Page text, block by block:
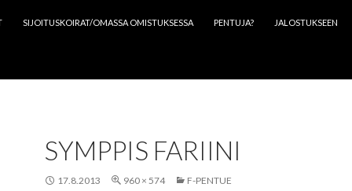
SIJOITUSKOIRAT/OMASSA OMISTUKSESSA PENTUJA? JALOSTUKSEEN
SYMPPIS FARIINI
17.8.2013 960 × 574 F-PENTUE